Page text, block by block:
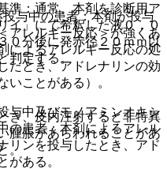
準：通常、本剤を診断用ア
イ」にて希釈した液０．０
０分後に発赤径２０ｍｍ以
判定する。
き、皮内注射すると非特異
腫脹があらわれることがあ
。
与中の患者：本剤が投与
アレルギー反応＞が強くあ
によるアレルギー反応の処
たとき、アドレナリンの効
いことがある）。
与中及びモノアミンオキシ
の患者：本剤によるアレル
リンを投与したとき、アド
がある。